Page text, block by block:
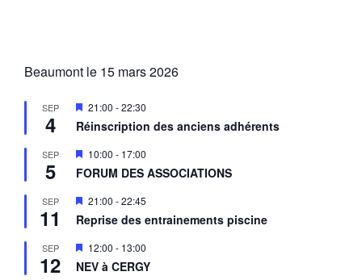
Beaumont le 15 mars 2026
SEP
4
M
i
s
n
a
a
n
t
21:00 -22:30
Réinscription des anciens adhérents
SEP
5
M
i
s
n
a
v
a
n
t
10:00 - 17:00
FORUM DES ASSOCIATIONS
SEP
11
M
s
n
a
21:00 -22:45
Reprise des entrainements piscine
SEP
12
M
i
s
12:00 - 13:00
NEV à CERGY